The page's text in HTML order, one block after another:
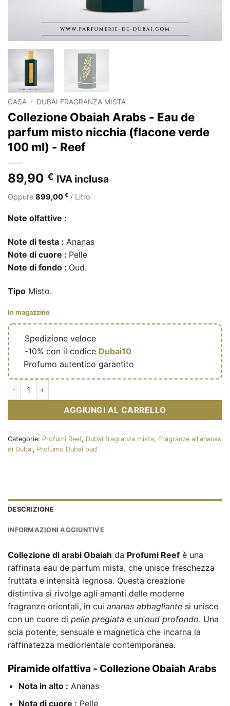
CASA / DUBAI FRAGRANZA MISTA
Collezione Obaiah Arabs - Eau de
parfum misto nicchia (flacone verde
100 ml) - Reef
89,90 € IVA inclusa
Oppure 899,00 € / Litro
Note olfattive :
Note di testa : Ananas
Note di cuore : Pelle
Note di fondo : Oud.
Tipo Misto.
In magazzino
Spedizione veloce
-10% con il codice Dubai10
Profumo autentico garantito
Obaiah Arabs Collection - Eau de parfum de niche mixte
AGGIUNGI AL CARRELLO
Categorie: Profumi Reef, Dubai fragranza mista, Fragranze all'ananas
di Dubai, Profumo Dubai oud
DESCRIZIONE
INFORMAZIONI AGGIUNTIVE
Collezione di arabi Obaiah da Profumi Reef è una
raffinata eau de parfum mista, che unisce freschezza
fruttata e intensità legnosa. Questa creazione
distintiva si rivolge agli amanti delle moderne
fragranze orientali, in cui ananas abbagliante si unisce
con un cuore di pelle pregiata e un’oud profondo. Una
scia potente, sensuale e magnetica che incarna la
raffinatezza mediorientale contemporanea.
Piramide olfattiva - Collezione Obaiah Arabs
Nota in alto : Ananas
Nota di cuore : Pelle